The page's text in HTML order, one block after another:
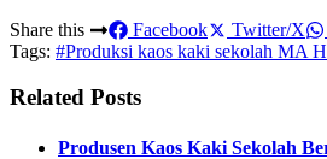
Share this
Facebook Twitter/X
Tags: #Produksi kaos kaki sekolah MA
Related Posts
Produsen Kaos Kaki Sekolah